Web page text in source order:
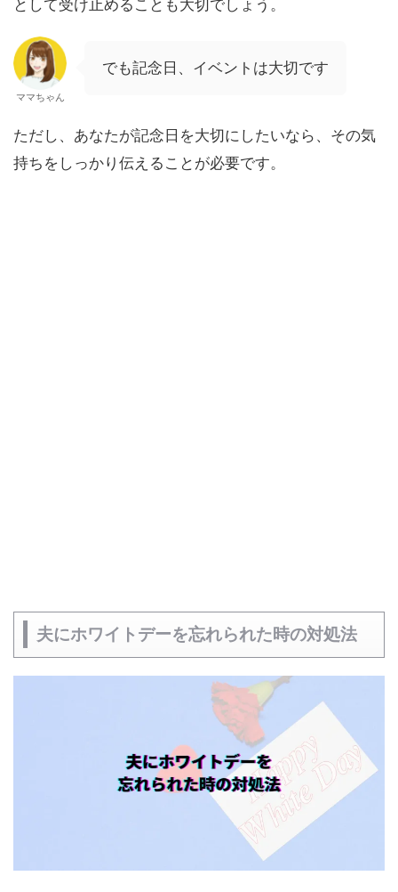
として受け止めることも大切でしょう。
ママちゃん
でも記念日、イベントは大切です
ただし、あなたが記念日を大切にしたいなら、その気
持ちをしっかり伝えることが必要です。
夫にホワイトデーを忘れられた時の対処法